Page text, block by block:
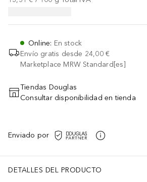
Online: En stock
Envío gratis desde 24,00 €
Marketplace MRW Standard[es]
AÑADIR AL CARRITO
Tiendas Douglas
Consultar disponibilidad en tienda
Enviado por
DETALLES DEL PRODUCTO